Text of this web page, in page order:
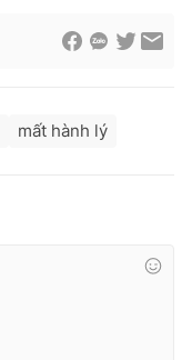
mất hành lý